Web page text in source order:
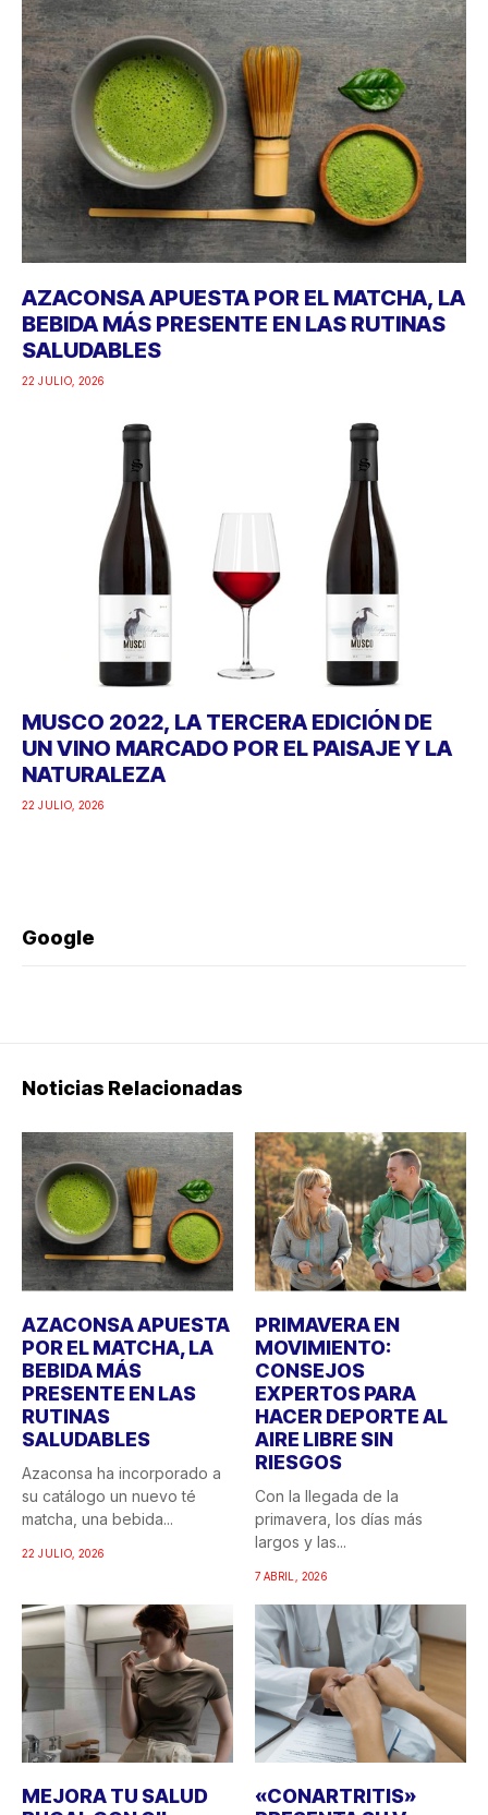
AZACONSA APUESTA POR EL MATCHA, LA
BEBIDA MÁS PRESENTE EN LAS RUTINAS
SALUDABLES
22 JULIO, 2026
MUSCO 2022, LA TERCERA EDICIÓN DE
UN VINO MARCADO POR EL PAISAJE Y LA
NATURALEZA
22 JULIO, 2026
Google
Noticias Relacionadas
AZACONSA APUESTA
POR EL MATCHA, LA
BEBIDA MÁS
PRESENTE EN LAS
RUTINAS
SALUDABLES
Azaconsa ha incorporado a
su catálogo un nuevo té
matcha, una bebida...
22 JULIO, 2026
PRIMAVERA EN
MOVIMIENTO:
CONSEJOS
EXPERTOS PARA
HACER DEPORTE AL
AIRE LIBRE SIN
RIESGOS
Con la llegada de la
primavera, los días más
largos y las...
7 ABRIL, 2026
MEJORA TU SALUD
«CONARTRITIS»